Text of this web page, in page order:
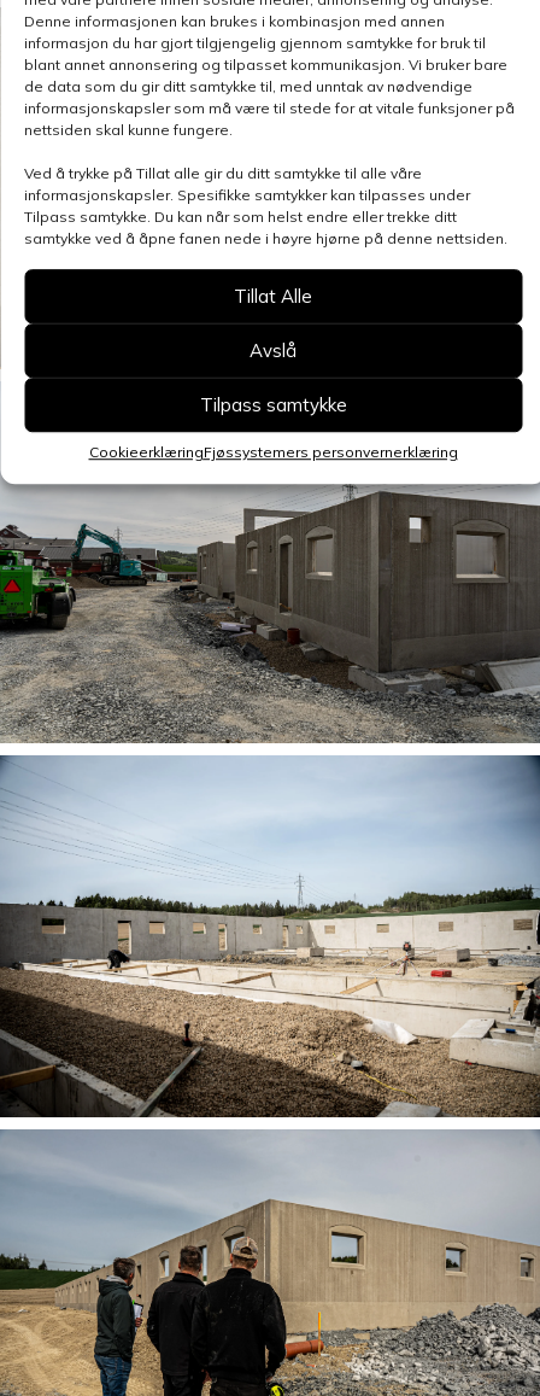
Denne informasjonen kan brukes i kombinasjon med annen
informasjon du har gjort tilgjengelig gjennom samtykke for bruk til
blant annet annonsering og tilpasset kommunikasjon. Vi bruker bare
de data som du gir ditt samtykke til, med unntak av nødvendige
informasjonskapsler som må være til stede for at vitale funksjoner på
nettsiden skal kunne fungere.
Ved å trykke på Tillat alle gir du ditt samtykke til alle våre
informasjonskapsler. Spesifikke samtykker kan tilpasses under
Tilpass samtykke. Du kan når som helst endre eller trekke ditt
samtykke ved å åpne fanen nede i høyre hjørne på denne nettsiden.
Tillat Alle
Avslå
Tilpass samtykke
CookieerklæringFjøssystemers personvernerklæring